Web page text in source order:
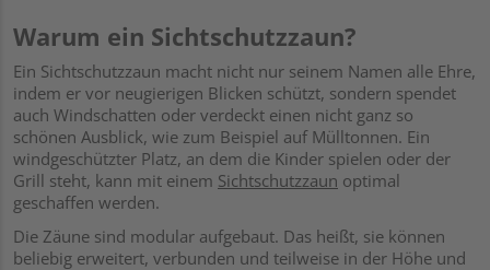
Warum ein Sichtschutzzaun?
Ein Sichtschutzzaun macht nicht nur seinem Namen alle Ehre,
indem er vor neugierigen Blicken schützt, sondern spendet
auch Windschatten oder verdeckt einen nicht ganz so
schönen Ausblick, wie zum Beispiel auf Mülltonnen. Ein
windgeschützter Platz, an dem die Kinder spielen oder der
Grill steht, kann mit einem Sichtschutzzaun optimal
geschaffen werden.
Die Zäune sind modular aufgebaut. Das heißt, sie können
beliebig erweitert, verbunden und teilweise in der Höhe und